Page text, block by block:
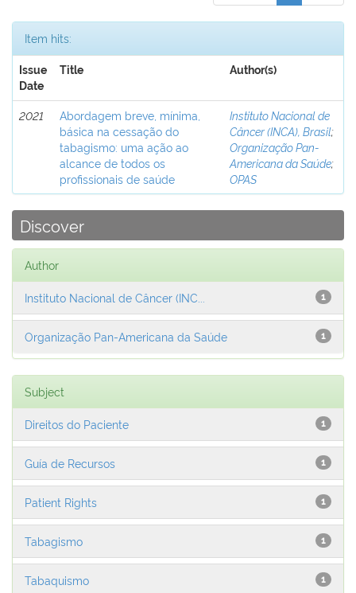
Item hits:
Issue
Date
Title Author(s)
2021
Abordagem breve, mínima,
básica na cessação do
tabagismo: uma ação ao
alcance de todos os
profissionais de saúde
Instituto Nacional de
Câncer (INCA), Brasil;
Organização Pan-
Americana da Saúde;
OPAS
Discover
Author
1
Instituto Nacional de Câncer (INC...
1
Organização Pan-Americana da Saúde
Subject
1
Direitos do Paciente
1
Guía de Recursos
1
Patient Rights
1
Tabagismo
1
Tabaquismo